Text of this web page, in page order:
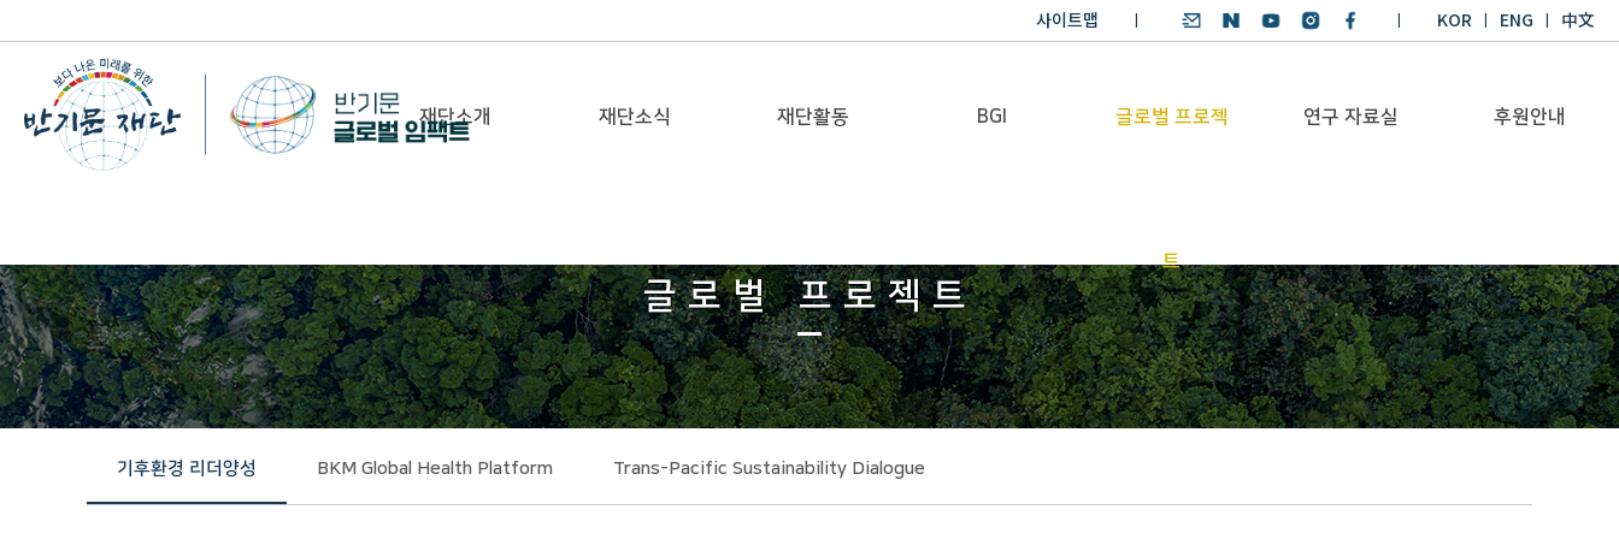
사이트맵 KOR ENG 中文
재단소개 재단소식 재단활동 BGI 글로벌 프로젝
트
연구 자료실 후원안내
비전&미션
정관/설립취지문
함께 하는 사람들
조직도
위치 및 연락처
재단일보 행사
갤러리
BKM
Global Health
Platform
Trans-Pacific
Sustainability
Dialogue
SDGs 영어 에세이
경시대회
기후환경 교재
기후환경리더
양성과정 수상작
기부금공시
글로벌 프로젝트
기후환경 리더양성 BKM Global Health Platform Trans-Pacific Sustainability Dialogue